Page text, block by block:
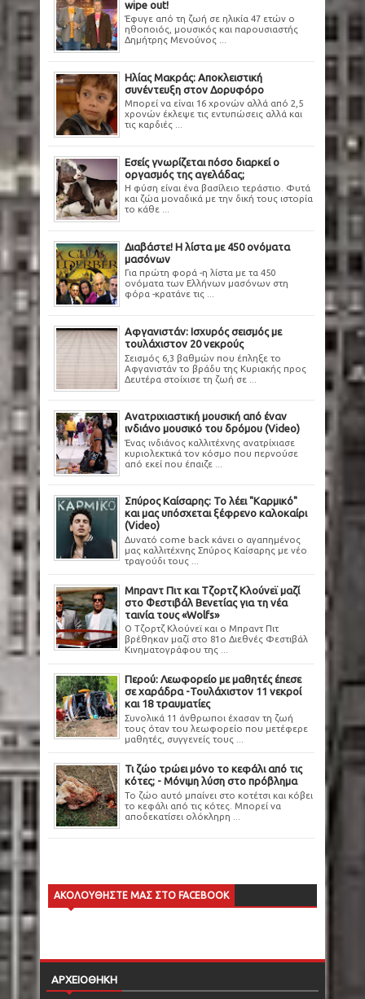
wipe out!
Έφυγε από τη ζωή σε ηλικία 47 ετών ο
ηθοποιός, μουσικός και παρουσιαστής
Δημήτρης Μενούνος ...
Ηλίας Μακράς: Αποκλειστική
συνέντευξη στον Δορυφόρο
Μπορεί να είναι 16 χρονών αλλά από 2,5
χρονών έκλεψε τις εντυπώσεις αλλά και
τις καρδιές ...
Εσείς γνωρίζεται πόσο διαρκεί ο
οργασμός της αγελάδας;
Η φύση είναι ένα βασίλειο τεράστιο. Φυτά
και ζώα μοναδικά με την δική τους ιστορία
το κάθε ...
Διαβάστε! Η λίστα με 450 ονόματα
μασόνων
Για πρώτη φορά -η λίστα με τα 450
ονόματα των Ελλήνων μασόνων στη
φόρα -κρατάνε τις ...
Αφγανιστάν: Ισχυρός σεισμός με
τουλάχιστον 20 νεκρούς
Σεισμός 6,3 βαθμών που έπληξε το
Αφγανιστάν το βράδυ της Κυριακής προς
Δευτέρα στοίχισε τη ζωή σε ...
Ανατριχιαστική μουσική από έναν
ινδιάνο μουσικό του δρόμου (Video)
Ένας ινδιάνος καλλιτέχνης ανατρίχιασε
κυριολεκτικά τον κόσμο που περνούσε
από εκεί που έπαιζε ...
Σπύρος Καίσαρης: Το λέει "Καρμικό"
και μας υπόσχεται ξέφρενο καλοκαίρι
(Video)
Δυνατό come back κάνει ο αγαπημένος
μας καλλιτέχνης Σπύρος Καίσαρης με νέο
τραγούδι τους ...
Μπραντ Πιτ και Τζορτζ Κλούνεϊ μαζί
στο Φεστιβάλ Βενετίας για τη νέα
ταινία τους «Wolfs»
Ο Τζορτζ Κλούνεϊ και ο Μπραντ Πιτ
βρέθηκαν μαζί στο 81ο Διεθνές Φεστιβάλ
Κινηματογράφου της ...
Περού: Λεωφορείο με μαθητές έπεσε
σε χαράδρα -Τουλάχιστον 11 νεκροί
και 18 τραυματίες
Συνολικά 11 άνθρωποι έχασαν τη ζωή
τους όταν του λεωφορείο που μετέφερε
μαθητές, συγγενείς τους ...
Τι ζώο τρώει μόνο το κεφάλι από τις
κότες; - Μόνιμη λύση στο πρόβλημα
Το ζώο αυτό μπαίνει στο κοτέτσι και κόβει
το κεφάλι από τις κότες. Μπορεί να
αποδεκατίσει ολόκληρη ...
ΑΚΟΛΟΥΘΗΣΤΕ ΜΑΣ ΣΤΟ FACEBOOK
ΑΡΧΕΙΟΘΗΚΗ